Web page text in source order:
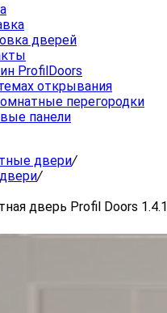
дверей
ProfilDoors
открывания
перегородки
панели
двери/
/
дверь Profil Doors